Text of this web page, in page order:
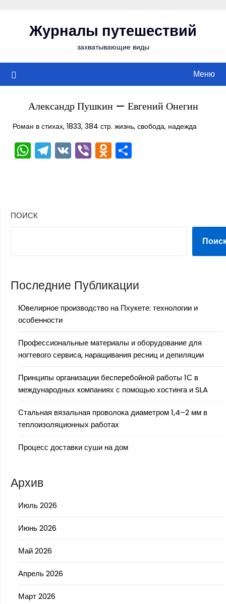
содержимомуЖурналы путешествий
захватывающие виды
Меню
Александр Пушкин — Евгений Онегин
Роман в стихах, 1833, 384 стр. жизнь, свобода, надежда
WhatsApp
Telegram
VKViberOdnoklassniki
ПОИСК
Последние Публикации
Ювелирное производство на Пхукете: технологии и
особенности
Профессиональные материалы и оборудование для
ногтевого сервиса, наращивания ресниц и депиляции
Принципы организации бесперебойной работы 1С в
международных компаниях с помощью хостинга и SLA
Стальная вязальная проволока диаметром 1,4–2 мм в
теплоизоляционных работах
Процесс доставки суши на дом
Архив
Июль 2026
Июнь 2026
Май 2026
Апрель 2026
Март 2026